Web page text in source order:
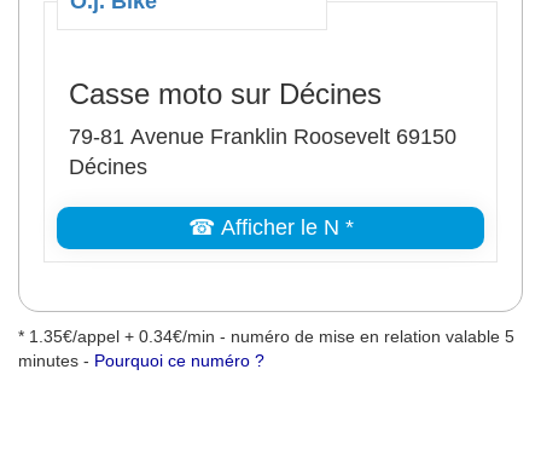
Casse moto sur Décines
79-81 Avenue Franklin Roosevelt 69150
Décines
☎ Afficher le N *
* 1.35€/appel + 0.34€/min - numéro de mise en relation valable 5
minutes - Pourquoi ce numéro ?